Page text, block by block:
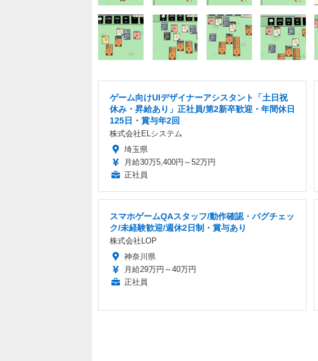
ゲーム向けUIデザイナーアシスタント「土日祝
休み・昇給あり」正社員/第2新卒歓迎・年間休日
125日・賞与年2回
株式会社ELシステム
埼玉県
月給30万5,400円～52万円
正社員
スマホゲームQAスタッフ/動作確認・バグチェッ
ク/未経験歓迎/週休2日制・賞与あり
株式会社LOP
神奈川県
月給29万円～40万円
正社員